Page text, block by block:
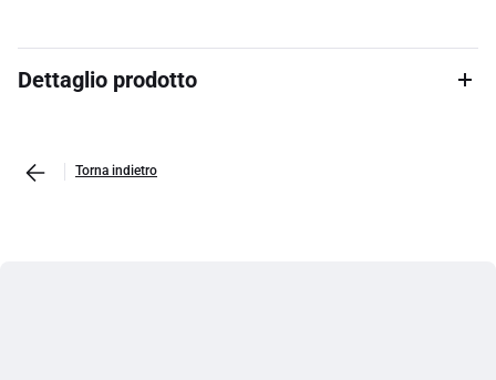
Dettaglio prodotto
Torna indietro